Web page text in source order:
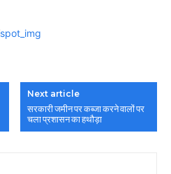
Next article
सरकारी जमीन पर कब्जा करने वालों पर
चला प्रशासन का हथौड़ा